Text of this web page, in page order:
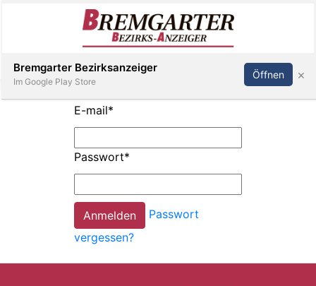
E-
Inserieren Abonnieren Anmelden
E-mail*
Passwort*
Passwort
vergessen?
Bremgarter Bezirksanzeiger
Im Google Play Store
Öffnen ×